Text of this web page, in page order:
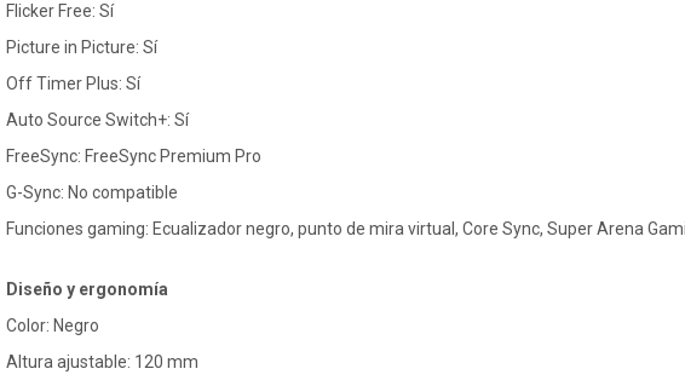
Flicker Free: Sí
Picture in Picture: Sí
Off Timer Plus: Sí
Auto Source Switch+: Sí
FreeSync: FreeSync Premium Pro
G-Sync: No compatible
Funciones gaming: Ecualizador negro, punto de mira virtual, Core Sync, Super Arena
Diseño y ergonomía
Color: Negro
Altura ajustable: 120 mm